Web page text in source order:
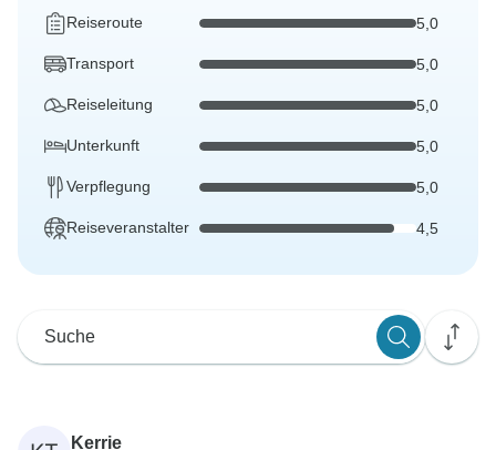
Reiseroute 5,0
Transport 5,0
Reiseleitung 5,0
Unterkunft 5,0
Verpflegung 5,0
Reiseveranstalter 4,5
Kerrie